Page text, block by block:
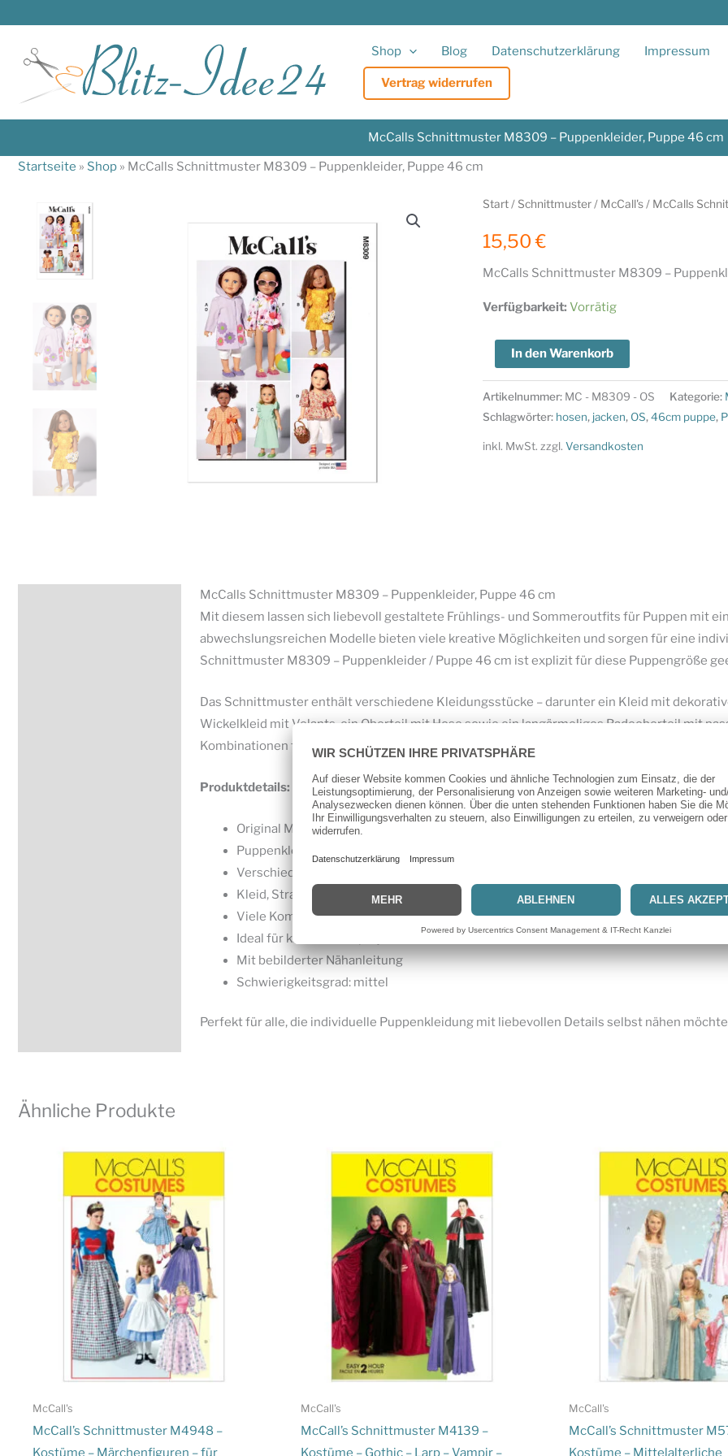
springen
Shop Blog Datenschutzerklärung Impressum
Vertrag widerrufen
McCalls Schnittmuster M8309 – Puppenkleider, Puppe 46 cm
Startseite » Shop » McCalls Schnittmuster M8309 – Puppenkleider, Puppe 46 cm
Start/ Schnittmuster/ McCall's/ McCalls
15,50€
McCalls Schnittmuster M8309 –
Verfügbarkeit: Vorrätig
McCalls
Schnittmuster
M8309
-
In den Warenkorb
Artikelnummer: MC - M8309 - OS Kategorie:
Schlagwörter: hosen, jacken, OS,46cm puppe,
inkl. MwSt. zzgl. Versandkosten
McCalls Schnittmuster M8309 – Puppenkleider, Puppe 46 cm
Mit diesem lassen sich liebevoll gestaltete Frühlings- und Sommeroutfits für Puppen mit
abwechslungsreichen Modelle bieten viele kreative Möglichkeiten und sorgen für eine
Schnittmuster M8309 – Puppenkleider / Puppe 46 cm ist explizit für diese Puppengröße
Das Schnittmuster enthält verschiedene Kleidungsstücke – darunter ein Kleid mit
Wickelkleid mit Volants, ein Oberteil mit Hose sowie ein langärmeliges Badeoberteil mit
Kombinationen für unterschiedliche Looks und Spielideen.
Produktdetails:
Original McCall’s Schnittmuster M8309
Puppenkleidung für Puppen mit ca. 46 cm Größe
Verschiedene Frühlings- und Sommeroutfits enthalten
Kleid, Strampler, Wickelkleid, Oberteil, Hose & Bademode
Viele Kombinationsmöglichkeiten
Ideal für kreative Nähprojekte
Mit bebilderter Nähanleitung
Schwierigkeitsgrad: mittel
Perfekt für alle, die individuelle Puppenkleidung mit liebevollen Details selbst nähen
Ähnliche Produkte
McCall's
McCall’s Schnittmuster M4948 –
Kostüme – Märchenfiguren – für
McCall's
McCall’s Schnittmuster M4139 –
Kostüme – Gothic – Larp – Vampir –
McCall's
McCall’s Schnittmuster
Kostüme – Mittelalterliche